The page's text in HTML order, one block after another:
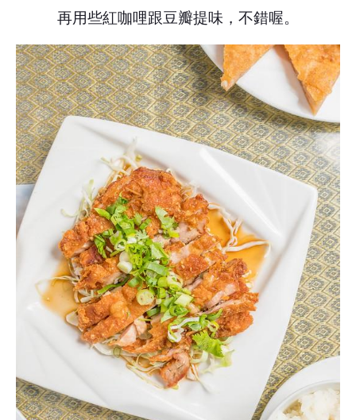
再用些紅咖哩跟豆瓣提味，不錯喔。